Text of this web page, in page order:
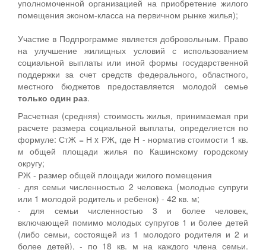
уполномоченной организацией на приобретение жилого
помещения эконом-класса на первичном рынке жилья);
Участие в Подпрограмме является добровольным. Право
на улучшение жилищных условий с использованием
социальной выплаты или иной формы государственной
поддержки за счет средств федерального, областного,
местного бюджетов предоставляется молодой семье
только один раз.
Расчетная (средняя) стоимость жилья, принимаемая при
расчете размера социальной выплаты, определяется по
формуле: СтЖ = Н x РЖ, где Н - норматив стоимости 1 кв.
м общей площади жилья по Кашинскому городскому
округу;
РЖ - размер общей площади жилого помещения
- для семьи численностью 2 человека (молодые супруги
или 1 молодой родитель и ребенок) - 42 кв. м;
- для семьи численностью 3 и более человек,
включающей помимо молодых супругов 1 и более детей
(либо семьи, состоящей из 1 молодого родителя и 2 и
более детей), - по 18 кв. м на каждого члена семьи.